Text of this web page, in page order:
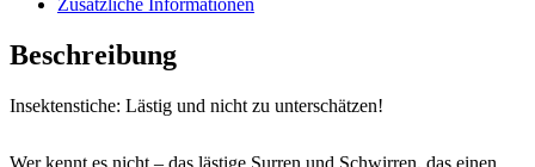
Beschreibung
Insektenstiche: Lästig und nicht zu unterschätzen!
Wer kennt es nicht – das lästige Surren und Schwirren, das einen